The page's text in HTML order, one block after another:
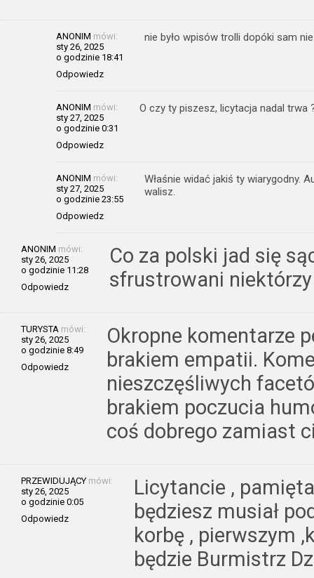
ANONIM mówi:
sty 26, 2025
o godzinie 18:41
Odpowiedz
nie było wpisów trolli dopóki sam
ANONIM mówi:
sty 27, 2025
o godzinie 0:31
Odpowiedz
O czy ty piszesz, licytacja nadal trwa
ANONIM mówi:
sty 27, 2025
o godzinie 23:55
Odpowiedz
Właśnie widać jakiś ty wiarygodny.
walisz.
ANONIM mówi:
sty 26, 2025
o godzinie 11:28
Odpowiedz
Co za polski jad się
sfrustrowani
TURYSTA mówi:
sty 26, 2025
o godzinie 8:49
Odpowiedz
Okropne komentarze
brakiem empatii.
nieszczęśliwych
brakiem poczucia
coś dobrego zamiast
PRZEWIDUJĄCY mówi:
sty 26, 2025
o godzinie 0:05
Odpowiedz
Licytancie ,
będziesz musiał
korbę , pierwszym
będzie Burmistrz